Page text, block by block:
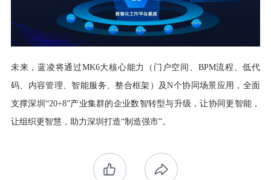
未来，蓝凌将通过MK6大核心能力（门户空间、 BPM流程、低代
码、内容管理、智能服务、整合框架） 及N个协同场景应用， 全面
支撑深圳“20+8”产业集群的企业数智转型与升级 ，让协同更智能，
让组织更智慧，助力深圳打造“制造强市”。